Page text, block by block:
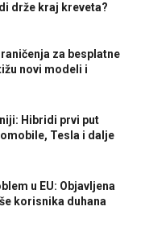
drže kraj kreveta?
za besplatne
novi modeli i
Hibridi prvi put
Tesla i dalje
u EU: Objavljena
korisnika duhana